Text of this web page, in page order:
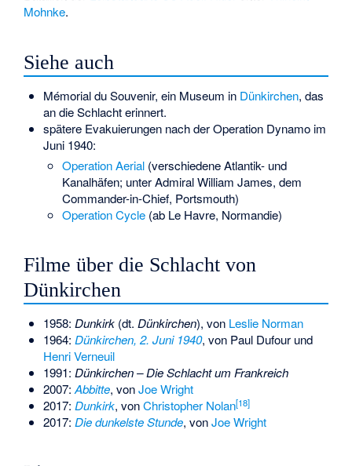
Mohnke.
Siehe auch
Mémorial du Souvenir, ein Museum in Dünkirchen, das
an die Schlacht erinnert.
spätere Evakuierungen nach der Operation Dynamo im
Juni 1940:
Operation Aerial (verschiedene Atlantik- und
Kanalhäfen; unter Admiral William James, dem
Commander-in-Chief, Portsmouth)
Operation Cycle (ab Le Havre, Normandie)
Filme über die Schlacht von
Dünkirchen
1958: Dunkirk(dt. Dünkirchen), von Leslie Norman
1964: Dünkirchen, 2. Juni 1940, von Paul Dufourund
Henri Verneuil
1991: Dünkirchen – Die Schlacht um Frankreich
2007:Abbitte, vonJoe Wright
2017: Dunkirk, vonChristopher Nolan[18]
2017: Die dunkelste Stunde, vonJoe Wright